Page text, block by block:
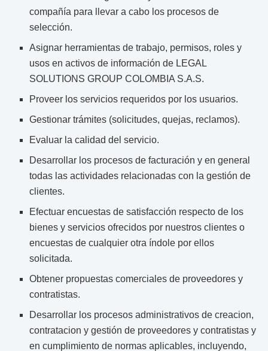
compañía para llevar a cabo los procesos de
selección.
Asignar herramientas de trabajo, permisos, roles y
usos en activos de información de LEGAL
SOLUTIONS GROUP COLOMBIA S.A.S.
Proveer los servicios requeridos por los usuarios.
Gestionar trámites (solicitudes, quejas, reclamos).
Evaluar la calidad del servicio.
Desarrollar los procesos de facturación y en general
todas las actividades relacionadas con la gestión de
clientes.
Efectuar encuestas de satisfacción respecto de los
bienes y servicios ofrecidos por nuestros clientes o
encuestas de cualquier otra índole por ellos
solicitada.
Obtener propuestas comerciales de proveedores y
contratistas.
Desarrollar los procesos administrativos de creacion,
contratacion y gestión de proveedores y contratistas y
en cumplimiento de normas aplicables, incluyendo,